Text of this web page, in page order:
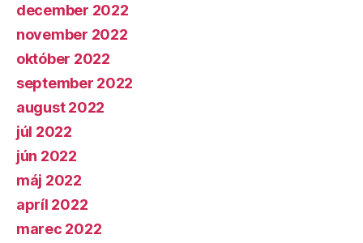
december 2022
november 2022
október 2022
september 2022
august 2022
júl 2022
jún 2022
máj 2022
apríl 2022
marec 2022